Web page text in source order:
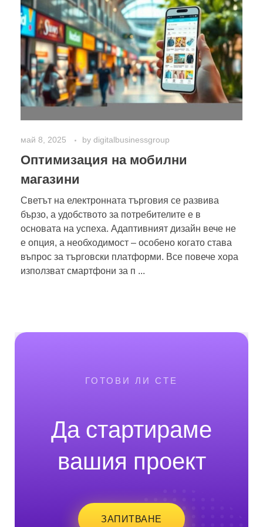
май 8, 2025 by digitalbusinessgroup
Оптимизация на мобилни
магазини
Светът на електронната търговия се развива
бързо, а удобството за потребителите е в
основата на успеха. Адаптивният дизайн вече не
е опция, а необходимост – особено когато става
въпрос за търговски платформи. Все повече хора
използват смартфони за п ...
ГОТОВИ ЛИ СТЕ
Да стартираме
вашия проект
ЗАПИТВАНЕ